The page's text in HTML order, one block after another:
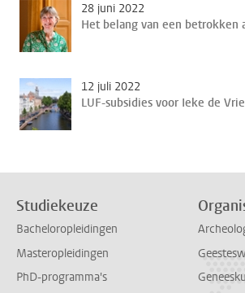
28 juni 2022
Het belang van een betrokken
12 juli 2022
LUF-subsidies voor Ieke de
Studiekeuze
Bacheloropleidingen
Masteropleidingen
PhD-programma's